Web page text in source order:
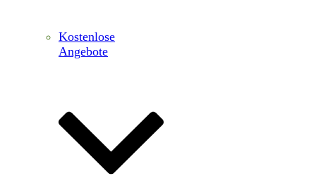
Kostenlose
Angebote